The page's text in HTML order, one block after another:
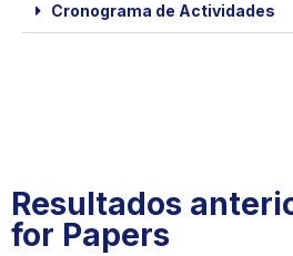
Cronograma de Actividades
Resultados
for Papers